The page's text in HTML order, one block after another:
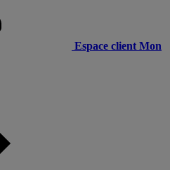
Espace client Mon